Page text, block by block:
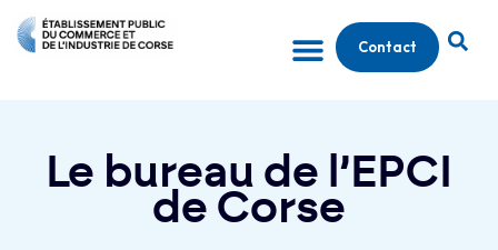
Contact
Le bureau de l’EPCI
de Corse